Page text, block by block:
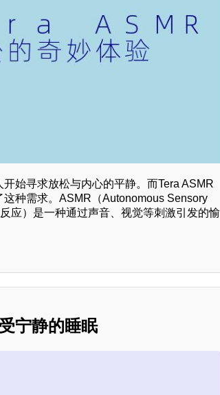
始寻求放松与内心的平静。而Tera ASMR
种需求。ASMR（Autonomous Sensory
应）是一种通过声音、视觉等刺激引发的愉
宁静的睡眠